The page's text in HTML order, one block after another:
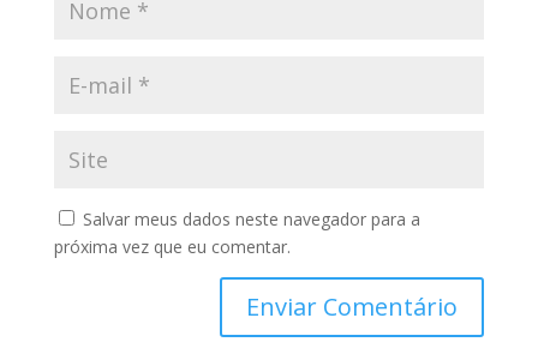
Salvar meus dados neste navegador para a
próxima vez que eu comentar.